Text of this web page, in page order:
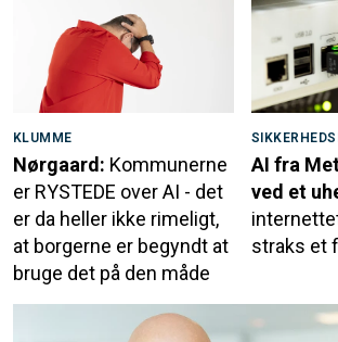
KLUMME
Nørgaard: Kommunerne
er RYSTEDE over AI - det
er da heller ikke rimeligt,
at borgerne er begyndt at
bruge det på den måde
AI fra
ved et
straks et